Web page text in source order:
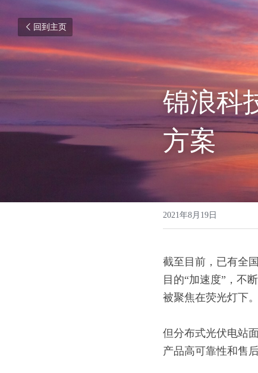
回到主页
锦浪科
方案
2021年8月19日
截至目前，已有全
目的“加速度”，不
被聚焦在荧光灯下。
但分布式光伏电站
产品高可靠性和售